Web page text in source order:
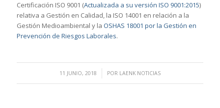
Certificación ISO 9001 (Actualizada a su versión ISO 9001:2015)
relativa a Gestión en Calidad, la ISO 14001 en relación a la
Gestión Medioambiental y la OSHAS 18001 por la Gestión en
Prevención de Riesgos Laborales.
11 JUNIO, 2018
/ POR LAENK NOTICIAS